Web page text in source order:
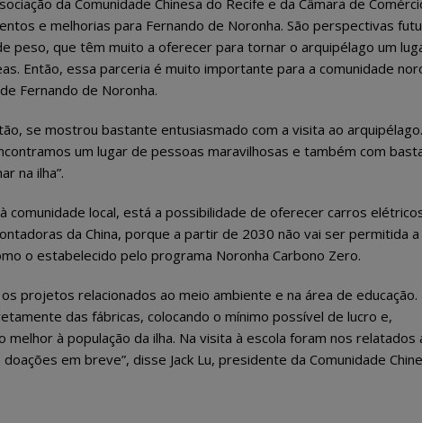
da Comunidade Chinesa do Recife e da Câmara de
e melhorias para Fernando de Noronha. São perspectivas
peso, que têm muito a oferecer para tornar o arquipélago um
Então, essa parceria é muito importante para a comunidade
Fernando de Noronha.
se mostrou bastante entusiasmado com a visita ao
um lugar de pessoas maravilhosas e também com
na ilha”.
comunidade local, está a possibilidade de oferecer carros
da China, porque a partir de 2030 não vai ser permitida a
o estabelecido pelo programa Noronha Carbono Zero.
projetos relacionados ao meio ambiente e na área de educação.
das fábricas, colocando o mínimo possível de lucro e,
à população da ilha. Na visita à escola foram nos relatados
em breve”, disse Jack Lu, presidente da Comunidade